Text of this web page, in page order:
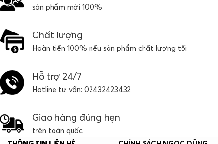
sản phẩm mới 100%
Chất lượng
Hoàn tiền 100% nếu sản phẩm chất lượng tồi
Hỗ trợ 24/7
Hotline tư vấn: 02432423432
Giao hàng đúng hẹn
trên toàn quốc